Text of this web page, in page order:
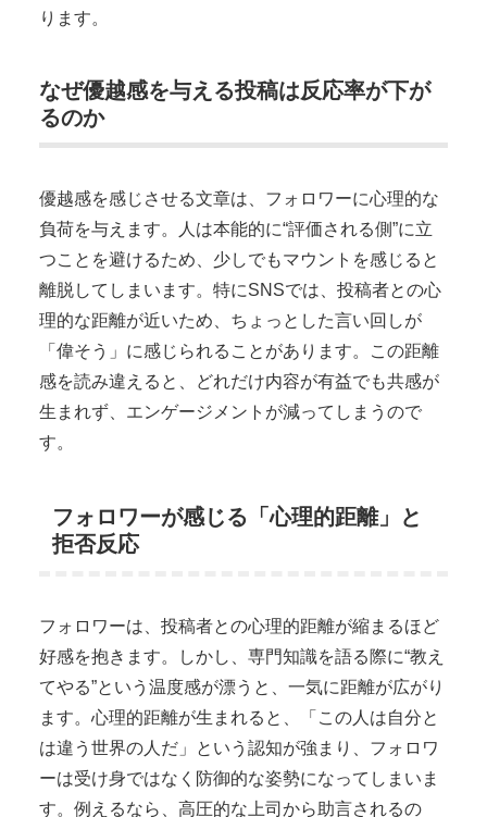
ります。
なぜ優越感を与える投稿は反応率が下が
るのか
優越感を感じさせる文章は、フォロワーに心理的な
負荷を与えます。人は本能的に“評価される側”に立
つことを避けるため、少しでもマウントを感じると
離脱してしまいます。特にSNSでは、投稿者との心
理的な距離が近いため、ちょっとした言い回しが
「偉そう」に感じられることがあります。この距離
感を読み違えると、どれだけ内容が有益でも共感が
生まれず、エンゲージメントが減ってしまうので
す。
フォロワーが感じる「心理的距離」と
拒否反応
フォロワーは、投稿者との心理的距離が縮まるほど
好感を抱きます。しかし、専門知識を語る際に“教え
てやる”という温度感が漂うと、一気に距離が広がり
ます。心理的距離が生まれると、「この人は自分と
は違う世界の人だ」という認知が強まり、フォロワ
ーは受け身ではなく防御的な姿勢になってしまいま
す。例えるなら、高圧的な上司から助言されるの